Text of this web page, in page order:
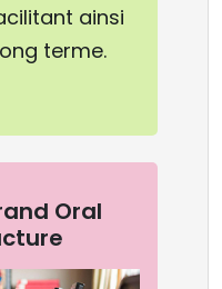
ainsi
terme.
Oral